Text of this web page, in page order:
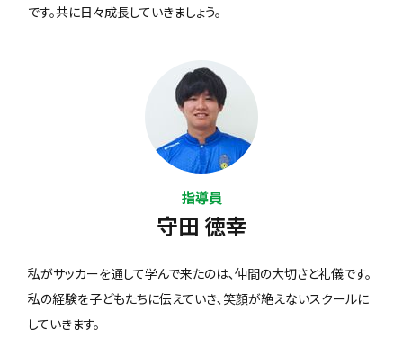
です。共に日々成長していきましょう。
指導員
守田 徳幸
私がサッカーを通して学んで来たのは､仲間の大切さと礼儀です。
私の経験を子どもたちに伝えていき､笑顔が絶えないスクールに
していきます。